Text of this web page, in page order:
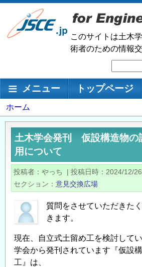
メ
ン
移
このサイトは土木
術者のための情報
索
メインナビゲーション
メニュー トップページ
パ
ン
ホーム
土木学会発刊 仮設構造物の
用について
投稿者 やっち | 投稿日時
2024/12/
セクション
意見交換広場
質問をさせていただきた
きます。
現在、自立式土留め工を検討して
学会から発刊されています『仮設
工』は、